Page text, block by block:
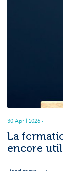
30 April 2026 ·
La
encore